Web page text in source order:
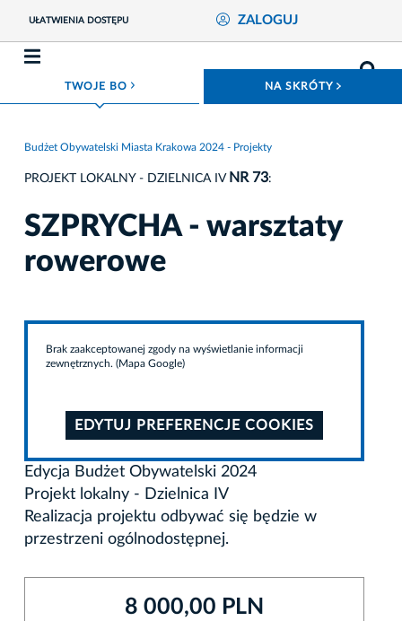
UŁATWIENIA DOSTĘPU ZALOGUJ
TWOJE BO ROZWIŃ MENU NA SKRÓTY
Budżet Obywatelski Miasta Krakowa 2024 - Projekty
PROJEKT LOKALNY - DZIELNICA IV NR 73:
SZPRYCHA - warsztaty
rowerowe
Brak zaakceptowanej zgody na wyświetlanie informacji
zewnętrznych. (Mapa Google)
EDYTUJ PREFERENCJE COOKIES
Edycja Budżet Obywatelski 2024
Projekt lokalny - Dzielnica IV
Realizacja projektu odbywać się będzie w
przestrzeni ogólnodostępnej.
8 000,00 PLN